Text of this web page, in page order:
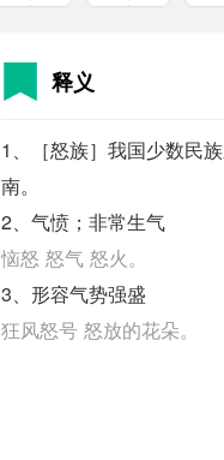
释义
1、［怒族］我国少数民
南。
2、气愤；非常生气
恼怒 怒气 怒火。
3、形容气势强盛
狂风怒号 怒放的花朵。